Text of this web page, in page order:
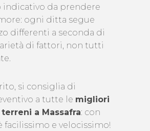
indicativo da prendere
ogni ditta segue
differenti a seconda di
di fattori, non tutti
si consiglia di
a tutte le migliori
a Massafra: con
facilissimo e velocissimo!